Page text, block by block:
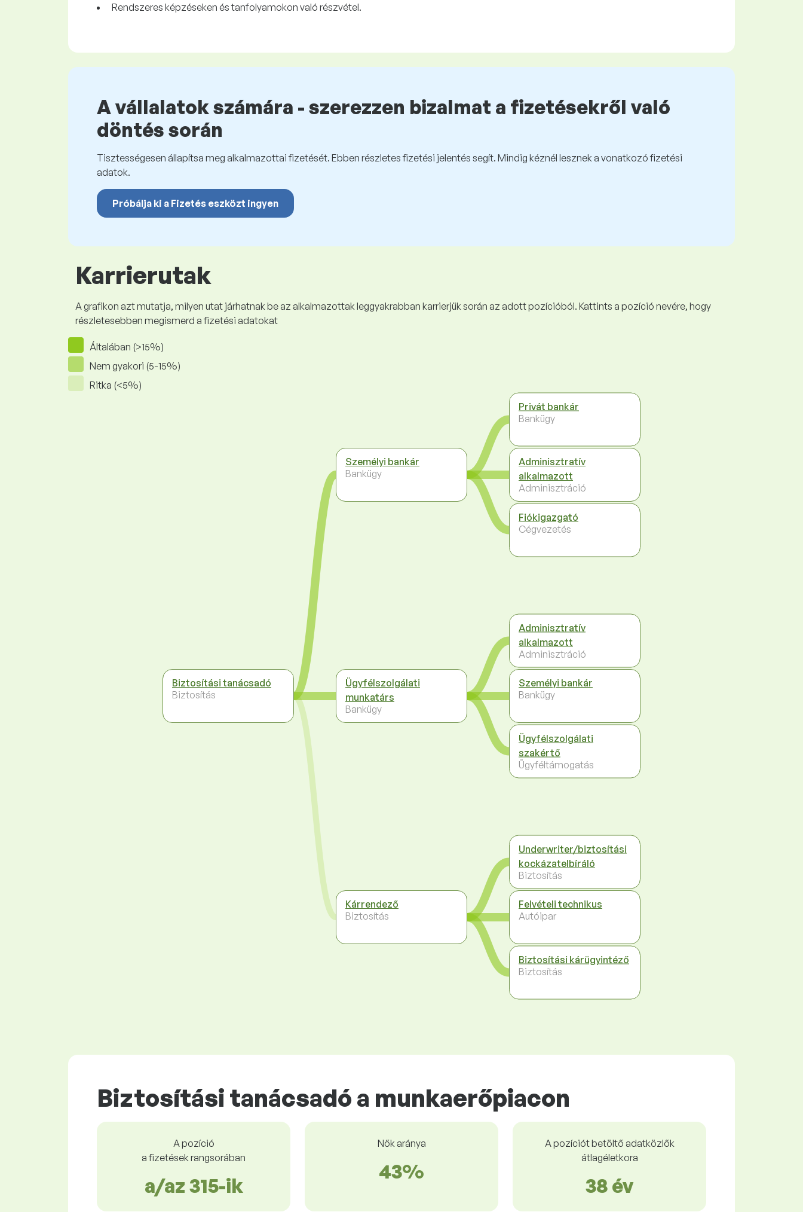
Rendszeres képzéseken és tanfolyamokon való részvétel.
A vállalatok számára - szerezzen bizalmat a fizetésekről való
döntés során
Tisztességesen állapítsa meg alkalmazottai fizetését. Ebben részletes fizetési jelentés segít. Mindig kéznél lesznek a vonatkozó fizetési
adatok.
Próbálja ki a Fizetés eszközt ingyen
Karrierutak
A grafikon azt mutatja, milyen utat járhatnak be az alkalmazottak leggyakrabban karrierjük során az adott pozícióból. Kattints a pozíció nevére, hogy
részletesebben megismerd a fizetési adatokat
Általában (>15%)
Nem gyakori (5-15%)
Ritka (<5%)
Biztosítási tanácsadó
Biztosítás
Személyi bankár
Bankügy
Ügyfélszolgálati
munkatárs
Bankügy
Kárrendező
Biztosítás
Privát bankár
Bankügy
Adminisztratív
alkalmazott
Adminisztráció
Fiókigazgató
Cégvezetés
Adminisztratív
alkalmazott
Adminisztráció
Személyi bankár
Bankügy
Ügyfélszolgálati
szakértő
Ügyféltámogatás
Underwriter/biztosítási
kockázatelbíráló
Biztosítás
Felvételi technikus
Autóipar
Biztosítási kárügyintéző
Biztosítás
Biztosítási tanácsadó a munkaerőpiacon
A pozíció
a fizetések rangsorában
a/az 315-ik
Nők aránya
43%
A pozíciót betöltő adatközlők
átlagéletkora
38 év